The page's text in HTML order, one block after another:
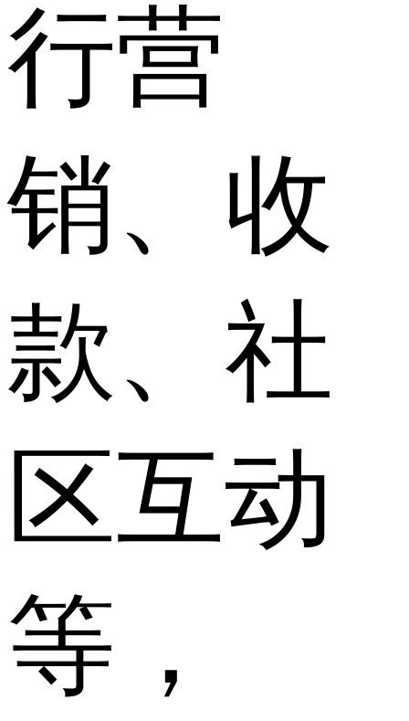
行营
销、收
款、社
区互动
等，